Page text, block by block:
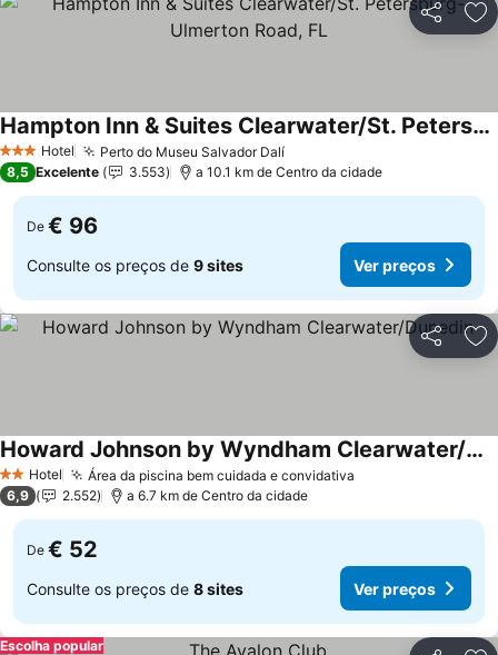
Partilhar
3 EstrelasHotel Perto do Museu Salvador Dalí
Hampton Inn & Suites Clearwater/St. Petersburg-Ulmerton Road, FL
8,5 Excelente 3.553 a 10.1 km de Centro da cidade
De € 96
Consulte os preços de 9 sites Ver preços
Partilhar
2 Estrelas
Hotel Área da piscina bem cuidada e convidativa
Howard Johnson by Wyndham Clearwater/Dunedin
6,9 2.552 a 6.7 km de Centro da cidade
De € 52
Consulte os preços de 8 sites Ver preços
Escolha popular